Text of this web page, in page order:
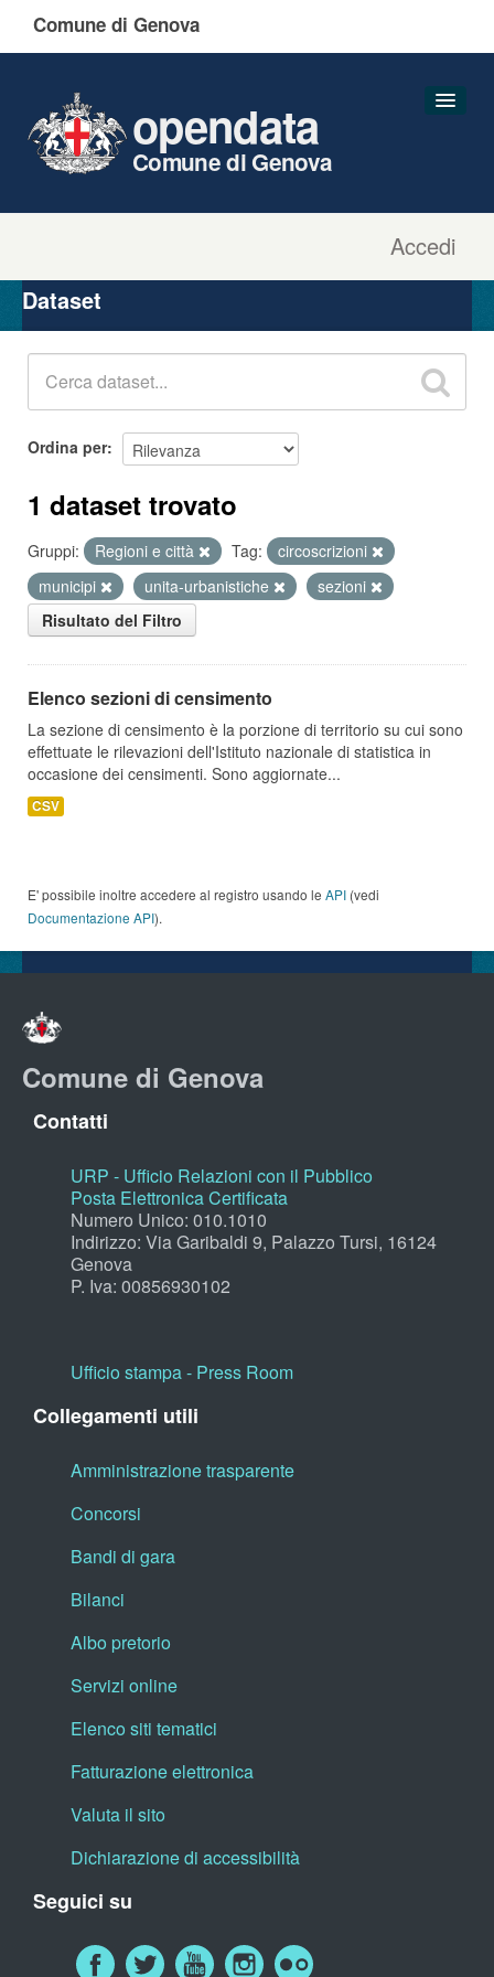
Comune di Genova
Accedi
opendata
Comune di Genova
Organizzazioni
Gruppi
Dataset
Ordina per
1 dataset trovato
Gruppi: Regioni e città Tag:
circoscrizioni
municipi
unita-urbanistiche
sezioni
Risultato del Filtro
Elenco sezioni di censimento
La sezione di censimento è la porzione di territorio su cui sono
effettuate le rilevazioni dell'Istituto nazionale di statistica in
occasione dei censimenti. Sono aggiornate...
CSV
E' possibile inoltre accedere al registro usando le API (vedi
Documentazione API).
Comune di Genova
Contatti
URP - Ufficio Relazioni con il Pubblico
Posta Elettronica Certificata
Numero Unico: 010.1010
Indirizzo: Via Garibaldi 9, Palazzo Tursi, 16124
Genova
P. Iva: 00856930102
Ufficio stampa - Press Room
Collegamenti utili
Amministrazione trasparente
Concorsi
Bandi di gara
Bilanci
Albo pretorio
Servizi online
Elenco siti tematici
Fatturazione elettronica
Valuta il sito
Dichiarazione di accessibilità
Seguici su